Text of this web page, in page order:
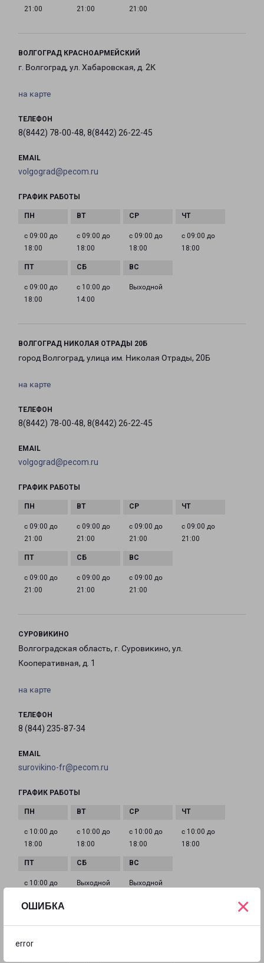
ОШИБКА
error
×
21:00
21:00
21:00
ВОЛГОГРАД КРАСНОАРМЕЙСКИЙ
г. Волгоград, ул. Хабаровская, д. 2К
на карте
ТЕЛЕФОН
8(8442) 78-00-48, 8(8442) 26-22-45
EMAIL
volgograd@pecom.ru
ГРАФИК РАБОТЫ
с 09:00 до
18:00
с 09:00 до
18:00
с 09:00 до
18:00
с 09:00 до
18:00
с 09:00 до
18:00
с 10:00 до
14:00
Выходной
ВОЛГОГРАД НИКОЛАЯ ОТРАДЫ 20Б
город Волгоград, улица им. Николая Отрады, 20Б
на карте
ТЕЛЕФОН
8(8442) 78-00-48, 8(8442) 26-22-45
EMAIL
volgograd@pecom.ru
ГРАФИК РАБОТЫ
с 09:00 до
21:00
с 09:00 до
21:00
с 09:00 до
21:00
с 09:00 до
21:00
с 09:00 до
21:00
с 09:00 до
21:00
с 09:00 до
21:00
СУРОВИКИНО
Волгоградская область, г. Суровикино, ул.
Кооперативная, д. 1
на карте
ТЕЛЕФОН
8 (844) 235-87-34
EMAIL
surovikino-fr@pecom.ru
ГРАФИК РАБОТЫ
с 10:00 до
18:00
с 10:00 до
18:00
с 10:00 до
18:00
с 10:00 до
18:00
с 10:00 до
Выходной Выходной